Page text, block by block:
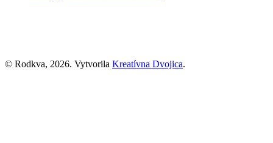
© Rodkva, 2026. Vytvorila Kreatívna Dvojica.